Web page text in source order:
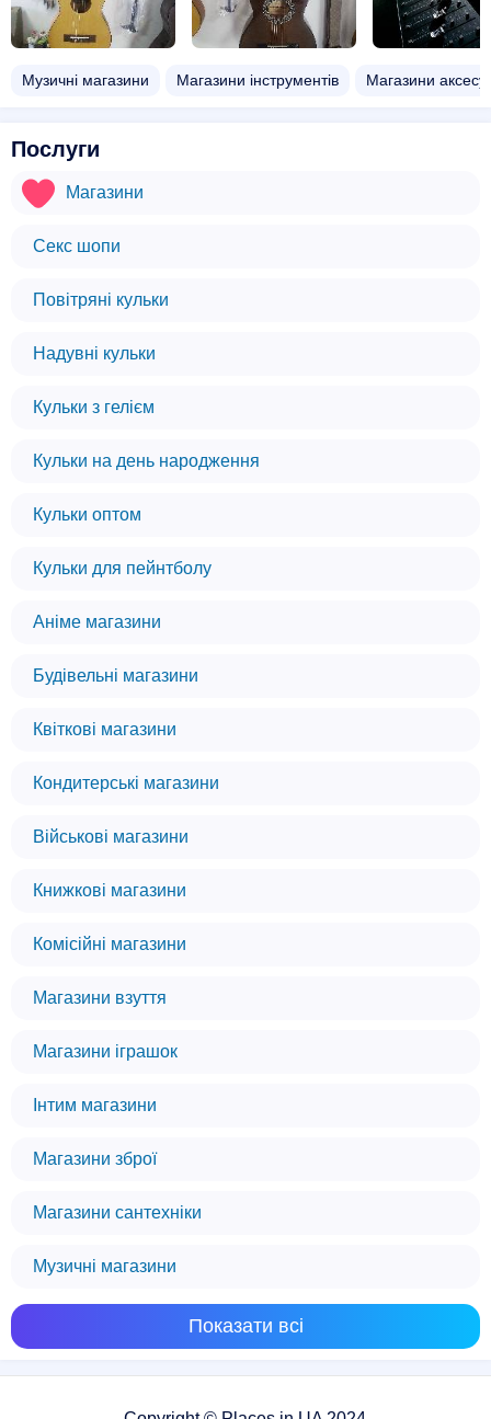
Музичні магазини Магазини інструментів Магазини
Послуги
Магазини
Секс шопи
Повітряні кульки
Надувні кульки
Кульки з гелієм
Кульки на день народження
Кульки оптом
Кульки для пейнтболу
Аніме магазини
Будівельні магазини
Квіткові магазини
Кондитерські магазини
Військові магазини
Книжкові магазини
Комісійні магазини
Магазини взуття
Магазини іграшок
Інтим магазини
Магазини зброї
Магазини сантехніки
Музичні магазини
Показати всі